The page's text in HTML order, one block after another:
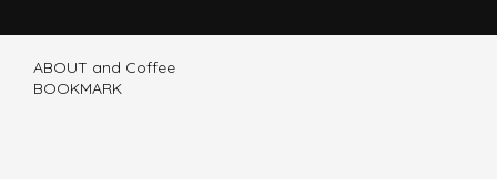
ABOUT and Coffee
BOOKMARK